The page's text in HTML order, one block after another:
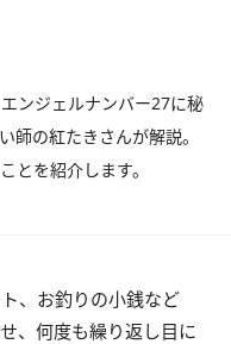
ンジェルナンバー27に秘
師の紅たきさんが解説。
とを紹介します。
、お釣りの小銭など
、何度も繰り返し目に